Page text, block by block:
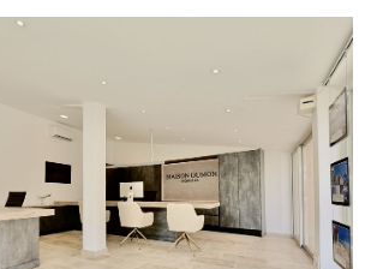
la maison de vos rêves en
de biens d'exception. Que vous
au charme provençal ou une
nous vous guiderons pour trouver
parfaitement à vos attentes.
sur la Confiance et